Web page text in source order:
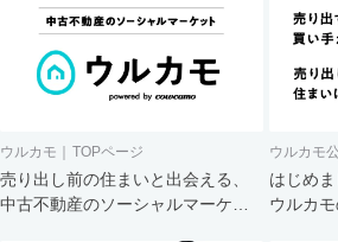
ウルカモ｜TOPページ
売り出し前の住まいと出会える、
中古不動産のソーシャルマーケッ
ウルカモ
はじめ
ウルカ